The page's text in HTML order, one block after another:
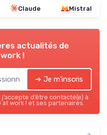
Claude Mistral
actualités de
!
➔ Je m'inscris
d’être contacté(e) à
work ! et ses partenaires.